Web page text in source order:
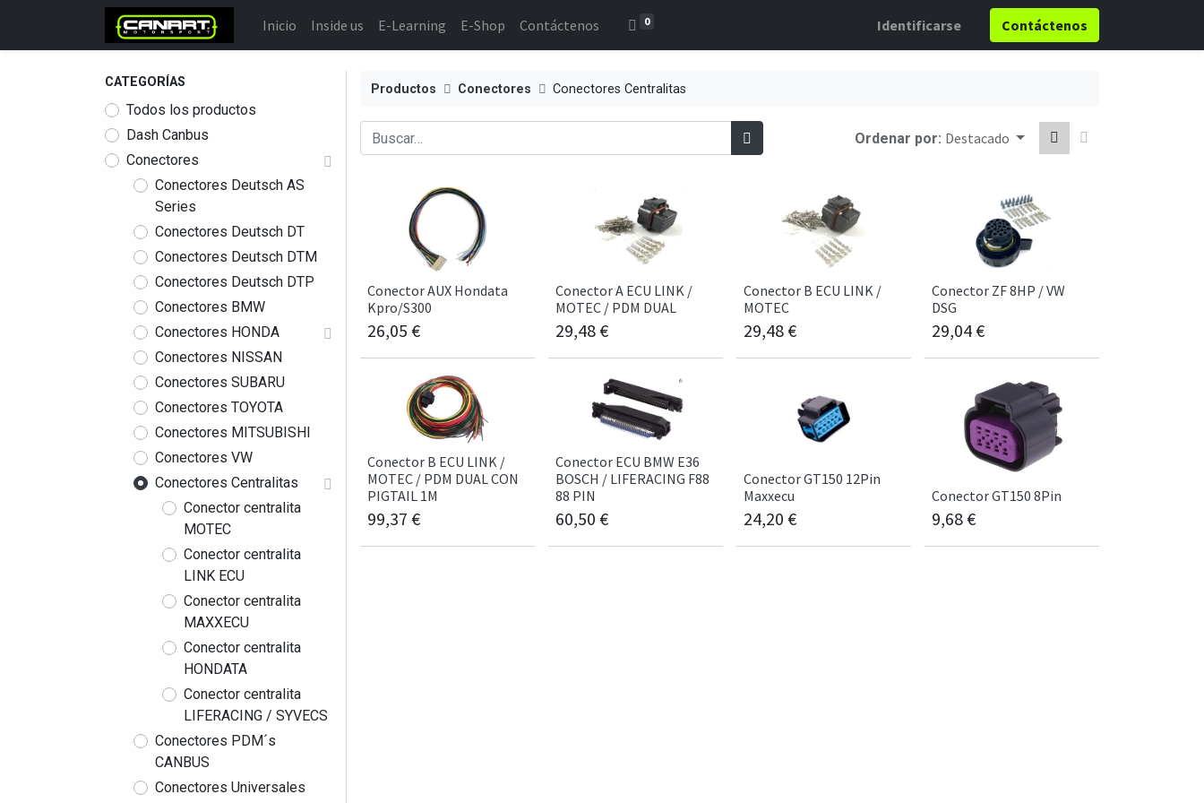
Inicio Inside us E-Learning E-Shop Contáctenos 0 Identificarse Contáctenos
CATEGORÍAS
Todos los productos
Dash Canbus
Conectores
Conectores Deutsch AS
Series
Conectores Deutsch DT
Conectores Deutsch DTM
Conectores Deutsch DTP
Conectores BMW
Conectores HONDA
Conectores NISSAN
Conectores SUBARU
Conectores TOYOTA
Conectores MITSUBISHI
Conectores VW
Conectores Centralitas
Conector centralita
MOTEC
Conector centralita
LINK ECU
Conector centralita
MAXXECU
Conector centralita
HONDATA
Conector centralita
LIFERACING / SYVECS
Conectores PDM´s
CANBUS
Conectores Universales
Productos Conectores Conectores Centralitas
Ordenar por: Destacado
Conector AUX Hondata
Kpro/S300
26,05 €
Conector A ECU LINK /
MOTEC / PDM DUAL
29,48€
Conector B ECU LINK /
MOTEC
29,48€
Conector ZF 8HP / VW
DSG
29,04€
Conector B ECU LINK /
MOTEC / PDM DUAL CON
PIGTAIL 1M
99,37 €
Conector ECU BMW E36
BOSCH / LIFERACING F88
88 PIN
60,50 €
Conector GT150 12Pin
Maxxecu
24,20 €
Conector GT150 8Pin
9,68€